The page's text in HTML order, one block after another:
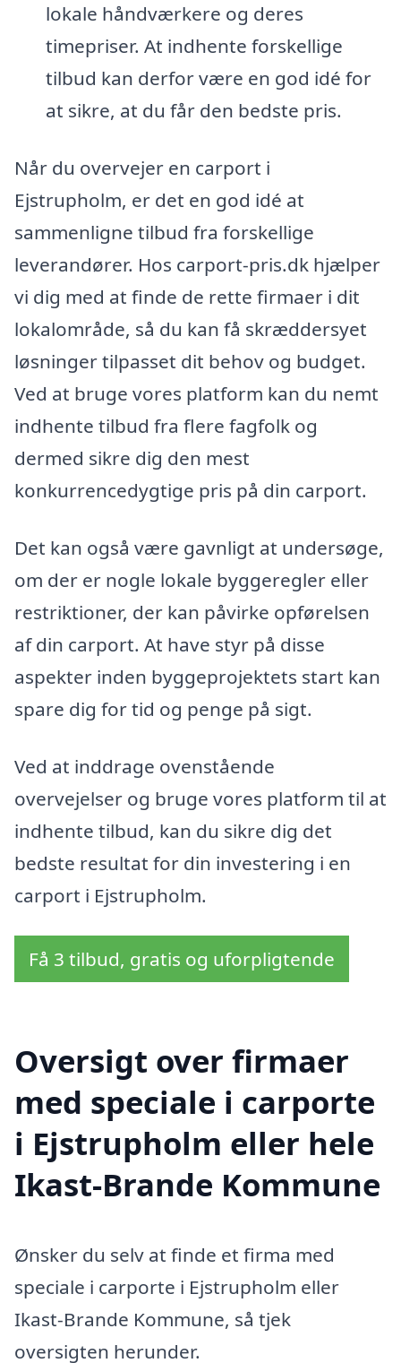
lokale håndværkere og deres
timepriser. At indhente forskellige
tilbud kan derfor være en god idé for
at sikre, at du får den bedste pris.
Når du overvejer en carport i
Ejstrupholm, er det en god idé at
sammenligne tilbud fra forskellige
leverandører. Hos carport-pris.dk hjælper
vi dig med at finde de rette firmaer i dit
lokalområde, så du kan få skræddersyet
løsninger tilpasset dit behov og budget.
Ved at bruge vores platform kan du nemt
indhente tilbud fra flere fagfolk og
dermed sikre dig den mest
konkurrencedygtige pris på din carport.
Det kan også være gavnligt at undersøge,
om der er nogle lokale byggeregler eller
restriktioner, der kan påvirke opførelsen
af din carport. At have styr på disse
aspekter inden byggeprojektets start kan
spare dig for tid og penge på sigt.
Ved at inddrage ovenstående
overvejelser og bruge vores platform til at
indhente tilbud, kan du sikre dig det
bedste resultat for din investering i en
carport i Ejstrupholm.
Få 3 tilbud, gratis og uforpligtende
Oversigt over firmaer
med speciale i carporte
i Ejstrupholm eller hele
Ikast-Brande Kommune
Ønsker du selv at finde et firma med
speciale i carporte i Ejstrupholm eller
Ikast-Brande Kommune, så tjek
oversigten herunder.